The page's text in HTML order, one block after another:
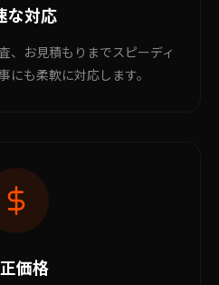
な対応
、お見積もりまでスピーディ
にも柔軟に対応します。
価格